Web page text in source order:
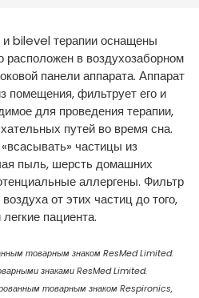
English
bilevel терапии оснащены
в воздухозаборном
панели аппарата. Аппарат
фильтрует его и
для проведения терапии,
путей во время сна.
частицы из
пыль, шерсть домашних
аллергены. Фильтр
от этих частиц до того,
пациента.
товарным знаком ResMed Limited.
знаками ResMed Limited.
товарным знаком Respironics,